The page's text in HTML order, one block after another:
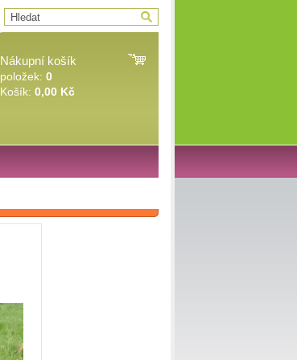
Nákupní košík
položek: 0
Košík: 0,00 Kč